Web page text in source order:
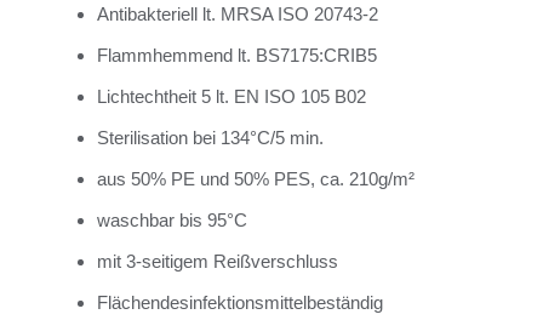
Antibakteriell lt. MRSA ISO 20743-2
Flammhemmend lt. BS7175:CRIB5
Lichtechtheit 5 lt. EN ISO 105 B02
Sterilisation bei 134°C/5 min.
aus 50% PE und 50% PES, ca. 210g/m²
waschbar bis 95°C
mit 3-seitigem Reißverschluss
Flächendesinfektionsmittelbeständig